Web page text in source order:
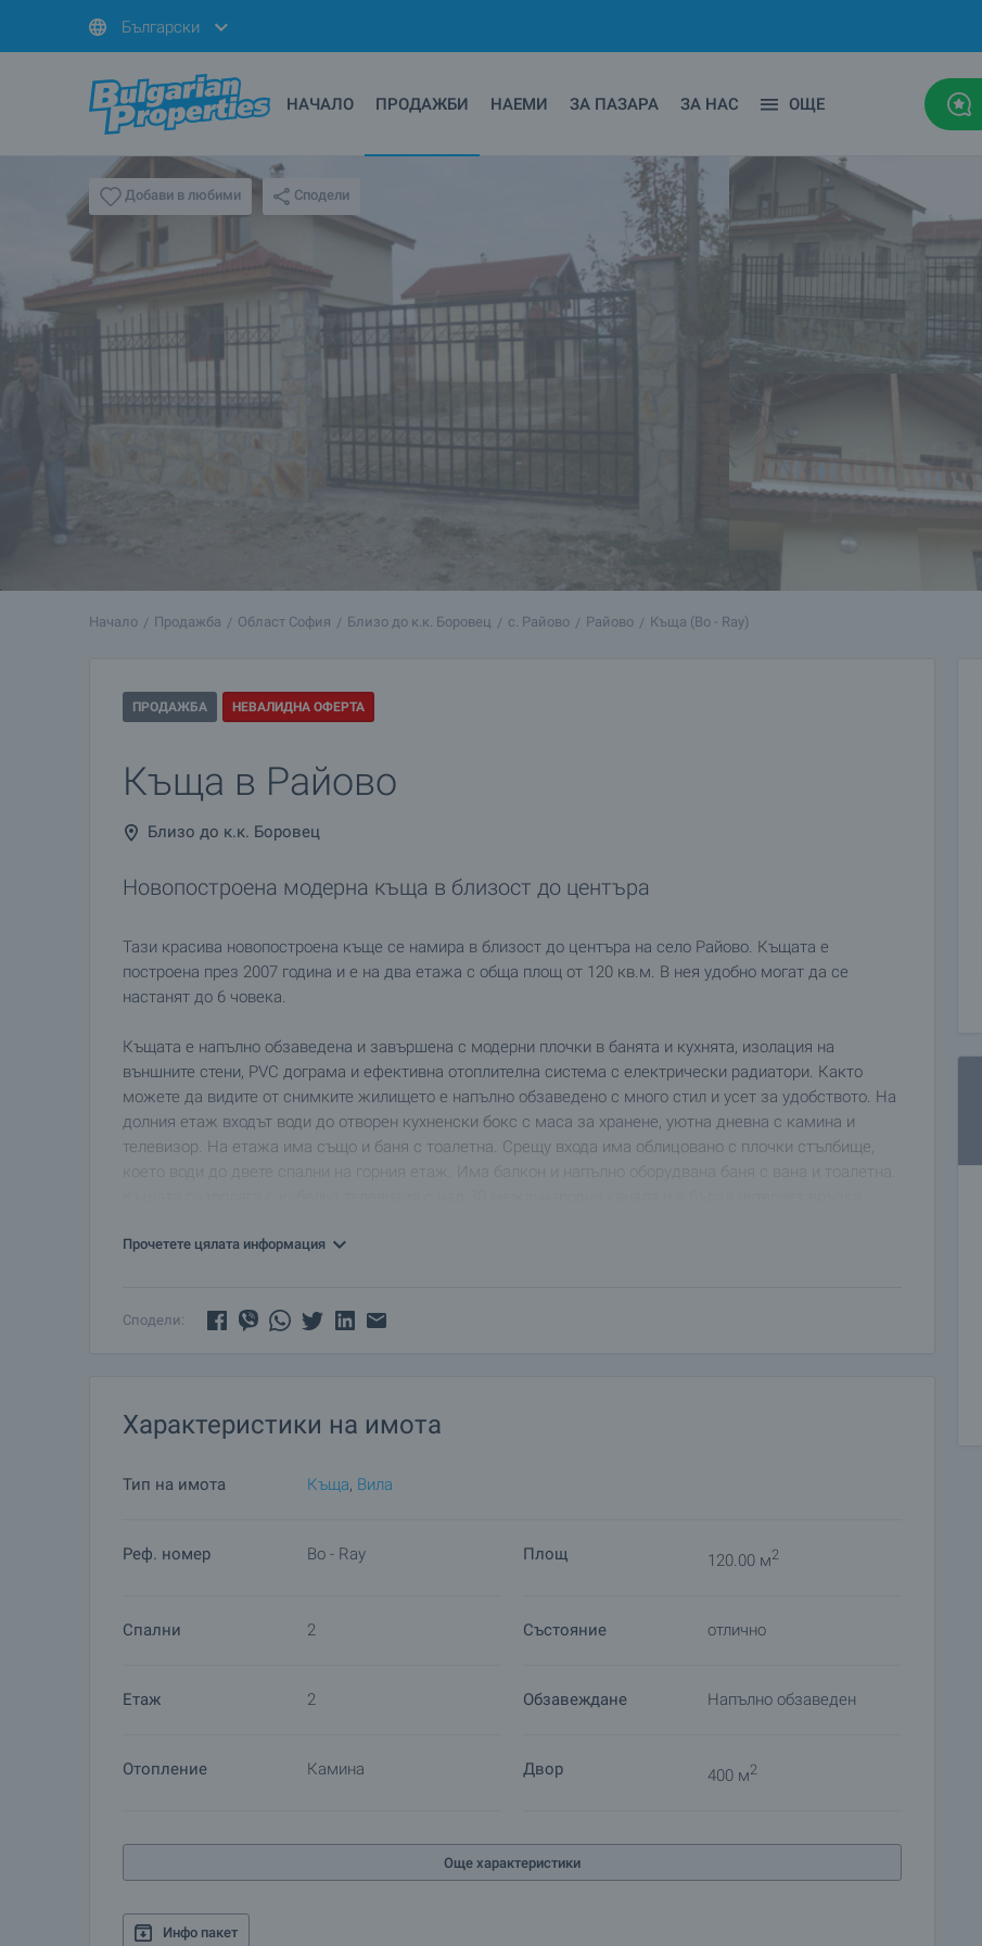
Български
НАЧАЛО ПРОДАЖБИ НАЕМИ ЗА ПАЗАРА ЗА НАС ОЩЕ
Добави в любими Сподели
Начало Продажба Област София Близо до к.к. Боровец с. Райово Райово Къща (Bo - Ray)
ПРОДАЖБА НЕВАЛИДНА ОФЕРТА
Къща в Райово
Близо до к.к. Боровец
Новопостроена модерна къща в близост до центъра
Тази красива новопостроена къще се намира в близост до центъра на село Райово. Къщата е
построена през 2007 година и е на два етажа с обща площ от 120 кв.м. В нея удобно могат да се
настанят до 6 човека.
Къщата е напълно обзаведена и завършена с модерни плочки в банята и кухнята, изолация на
външните стени, PVC дограма и ефективна отоплителна система с електрически радиатори. Както
можете да видите от снимките жилището е напълно обзаведено с много стил и усет за удобството. На
долния етаж входът води до отворен кухненски бокс с маса за хранене, уютна дневна с камина и
телевизор. На етажа има също и баня с тоалетна. Срещу входа има облицовано с плочки стълбище,
което води до двете спални на горния етаж. Има балкон и напълно оборудвана баня с вана и тоалетна.
Прочетете цялата информация
Сподели:
Характеристики на имота
Тип на имота Къща, Вилa
Реф. номер Bo - Ray Площ 120.00 м2
Спални 2 Състояние отлично
Етаж 2 Обзавеждане Напълно обзаведен
Отопление Камина Двор 400 м2
Още характеристики
Инфо пакет